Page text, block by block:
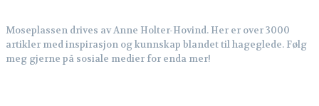
Moseplassen drives av Anne Holter-Hovind. Her er over 3000
artikler med inspirasjon og kunnskap blandet til hageglede. Følg
meg gjerne på sosiale medier for enda mer!